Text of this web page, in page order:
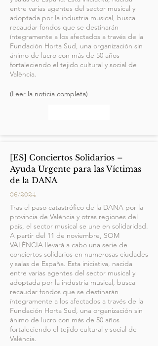
entre varias agentes del sector musical y
adoptada por la industria musical, busca
recaudar fondos que se destinarán
íntegramente a los afectados a través de la
Fundación Horta Sud, una organización sin
ánimo de lucro con más de 50 años
fortaleciendo el tejido cultural y social de
València.
(Leer la noticia completa)
[ES] Conciertos Solidarios –
Ayuda Urgente para las Víctimas
de la DANA
06/2024
Tras el paso catastrófico de la DANA por la
provincia de València y otras regiones del
país, el sector musical se une en solidaridad.
A partir del 11 de noviembre, SOM
VALÈNCIA llevará a cabo una serie de
conciertos solidarios en numerosas ciudades
y salas de España. Esta iniciativa, nacida
entre varias agentes del sector musical y
adoptada por la industria musical, busca
recaudar fondos que se destinarán
íntegramente a los afectados a través de la
Fundación Horta Sud, una organización sin
ánimo de lucro con más de 50 años
fortaleciendo el tejido cultural y social de
València.